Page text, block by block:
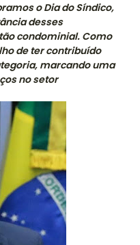
o Dia do Síndico,
desses
condominial. Como
de ter contribuído
marcando uma
no setor